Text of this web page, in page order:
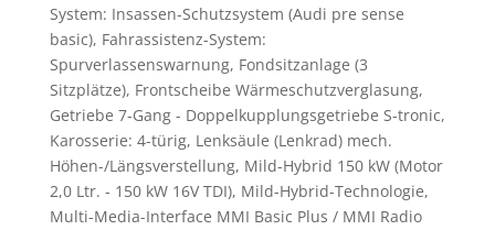
System: Insassen-Schutzsystem (Audi pre sense
basic), Fahrassistenz-System:
Spurverlassenswarnung, Fondsitzanlage (3
Sitzplätze), Frontscheibe Wärmeschutzverglasung,
Getriebe 7-Gang - Doppelkupplungsgetriebe S-tronic,
Karosserie: 4-türig, Lenksäule (Lenkrad) mech.
Höhen-/Längsverstellung, Mild-Hybrid 150 kW (Motor
2,0 Ltr. - 150 kW 16V TDI), Mild-Hybrid-Technologie,
Multi-Media-Interface MMI Basic Plus / MMI Radio